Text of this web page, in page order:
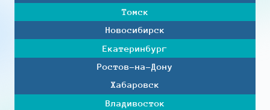
Томск
Новосибирск
Екатеринбург
Ростов-на-Дону
Хабаровск
Владивосток